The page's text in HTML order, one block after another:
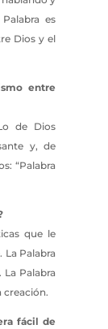
es
Dios y el
entre
de Dios
y, de
“Palabra
que le
La Palabra
La Palabra
creación.
fácil de